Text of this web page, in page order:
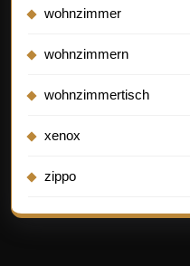
wohnzimmer
wohnzimmern
wohnzimmertisch
xenox
zippo